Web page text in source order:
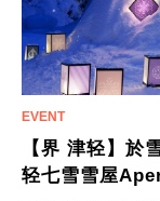
【界 津轻】於
轻七雪雪屋